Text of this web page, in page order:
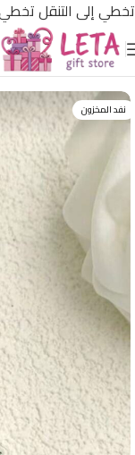
تخطي إلى التنقلتخطي
الرئيسية/أقل من 500 ل.س
نفد المخزون